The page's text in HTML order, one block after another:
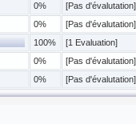
0%
[Pas d'évalutation]
0%
[Pas d'évalutation]
100%
[1 Evaluation]
0%
[Pas d'évalutation]
0% [Pas d'évalutation]